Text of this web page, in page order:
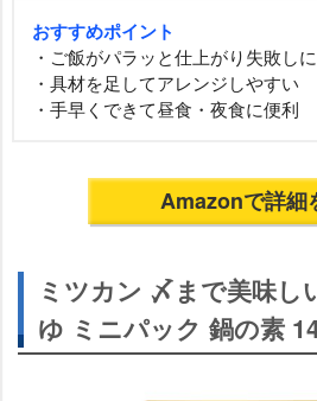
おすすめポイント
・ご飯がパラッと仕上がり失敗し
・具材を足してアレンジしやすい
・手早くできて昼食・夜食に便利
Amazonで詳細
ミツカン 〆まで美味し
ゆ ミニパック 鍋の素